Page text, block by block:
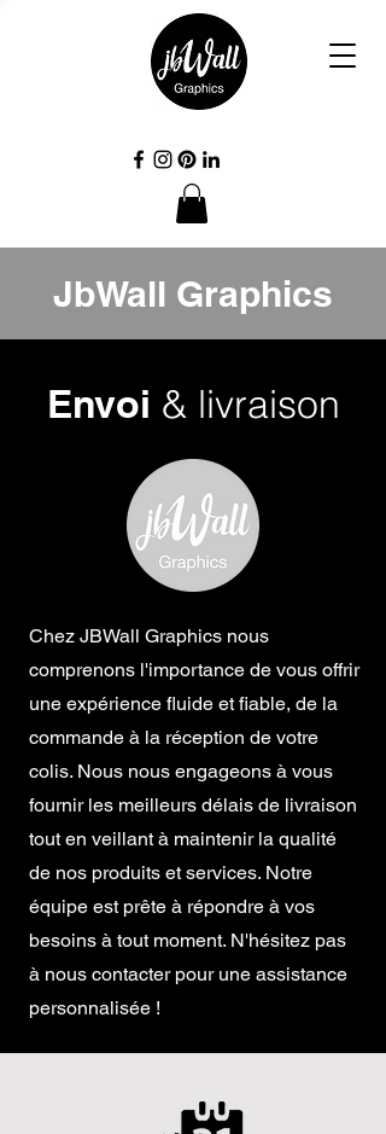
JbWall Graphics
Envoi & livraison
Chez JBWall Graphics nous
comprenons l'importance de vous offrir
une expérience fluide et fiable, de la
commande à la réception de votre
colis. Nous nous engageons à vous
fournir les meilleurs délais de livraison
tout en veillant à maintenir la qualité
de nos produits et services. Notre
équipe est prête à répondre à vos
besoins à tout moment. N'hésitez pas
à nous contacter pour une assistance
personnalisée !